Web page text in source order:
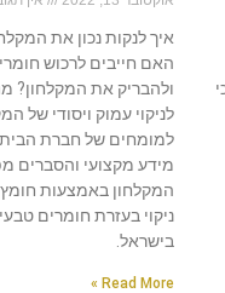
איך לנקות נכון את
האם חייבים לרכוש חומרי
ולהבריק את המקלחון?
לניקוי עמוק ויסודי של
למומחים של חברת
מידע מקצועי והסברים
המקלחון באמצעות
ניקוי בעזרת חומרים
בישראל.
Read More »